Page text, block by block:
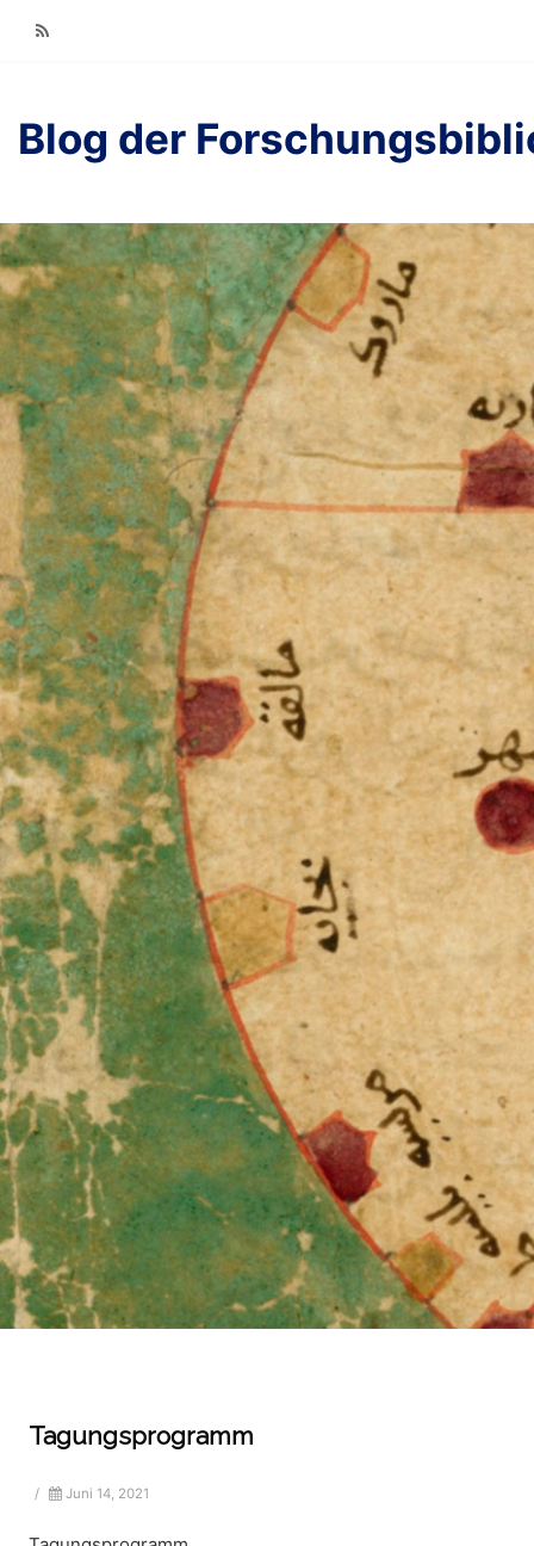
Blog der
Tagungsprogramm
/ Juni 14, 2021